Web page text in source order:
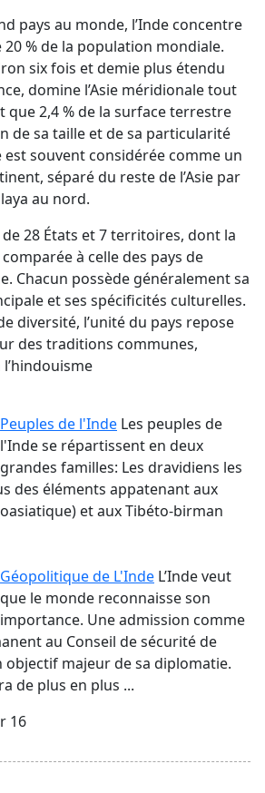
pays au monde, l’Inde concentre
20 % de la population mondiale.
six fois et demie plus étendu
domine l’Asie méridionale tout
que 2,4 % de la surface terrestre
de sa taille et de sa particularité
souvent considérée comme un
séparé du reste de l’Asie par
au nord.
de 28 États et 7 territoires, dont la
à celle des pays de
Chacun possède généralement sa
et ses spécificités culturelles.
diversité, l’unité du pays repose
des traditions communes,
Peuples de l'Inde Les peuples de
l'Inde se répartissent en deux
grandes familles: Les dravidiens les
des éléments appatenant aux
et aux Tibéto-birman
Géopolitique de L'Inde L’Inde veut
que le monde reconnaisse son
importance. Une admission comme
au Conseil de sécurité de
objectif majeur de sa diplomatie.
de plus en plus ...
16